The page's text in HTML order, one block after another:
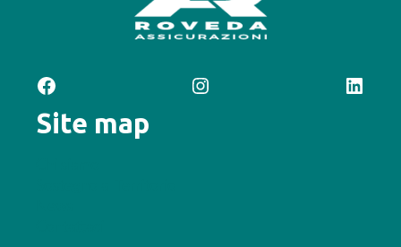
Facebook Instagram LinkedIn
Site map